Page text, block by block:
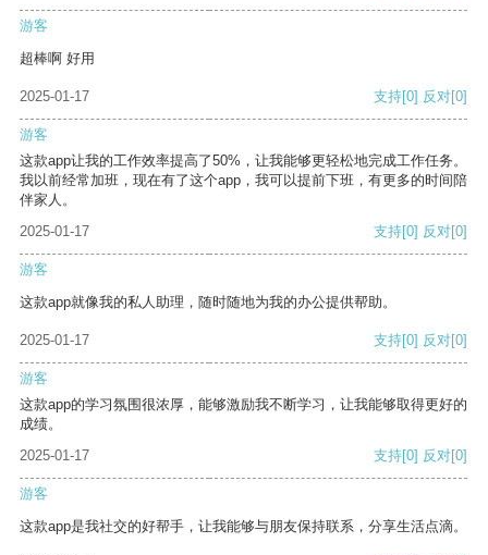
游客
超棒啊 好用
2025-01-17 支持[0] 反对[0]
游客
这款app让我的工作效率提高了50%，让我能够更轻松地完成工作任务。
我以前经常加班，现在有了这个app，我可以提前下班，有更多的时间陪
伴家人。
2025-01-17
支持[0] 反对[0]
游客
这款app就像我的私人助理，随时随地为我的办公提供帮助。
2025-01-17 支持[0] 反对[0]
游客
这款app的学习氛围很浓厚，能够激励我不断学习，让我能够取得更好的
成绩。
2025-01-17
支持[0] 反对[0]
游客
这款app是我社交的好帮手，让我能够与朋友保持联系，分享生活点滴。